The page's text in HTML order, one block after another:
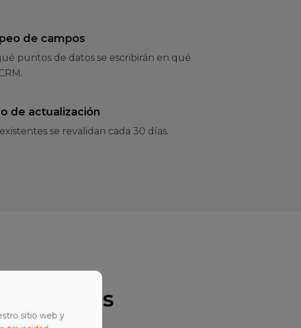
de campos
puntos de datos se escribirán en qué
de actualización
se revalidan cada 30 días.
típicos
sitio web y